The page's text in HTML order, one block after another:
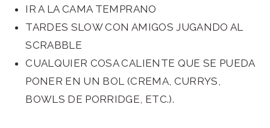
IR A LA CAMA TEMPRANO
TARDES SLOW CON AMIGOS JUGANDO AL
SCRABBLE
CUALQUIER COSA CALIENTE QUE SE PUEDA
PONER EN UN BOL (CREMA, CURRYS,
BOWLS DE PORRIDGE, ETC.).